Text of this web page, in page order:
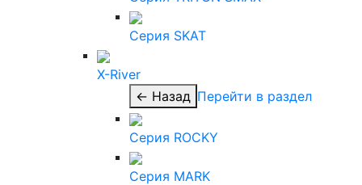
Серия SKAT
X-River
← Назад Перейти в раздел
Серия ROCKY
Серия MARK